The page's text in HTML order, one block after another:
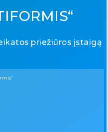
priežiūros įstaigą